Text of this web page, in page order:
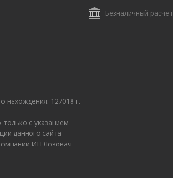
Безналичный расчет
нахождения: 127018 г.
с указанием
данного сайта
ИП Лозовая